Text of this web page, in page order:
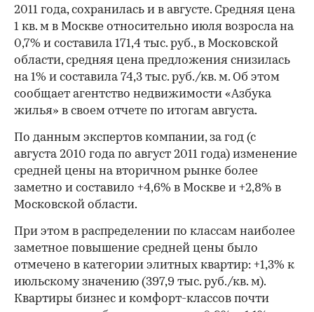
2011 года, сохранилась и в августе. Средняя цена
1 кв. м в Москве относительно июля возросла на
0,7% и составила 171,4 тыс. руб., в Московской
области, средняя цена предложения снизилась
на 1% и составила 74,3 тыс. руб./кв. м. Об этом
сообщает агентство недвижимости «Азбука
жилья» в своем отчете по итогам августа.
По данным экспертов компании, за год (с
августа 2010 года по август 2011 года) изменение
средней цены на вторичном рынке более
заметно и составило +4,6% в Москве и +2,8% в
Московской области.
При этом в распределении по классам наиболее
заметное повышение средней цены было
отмечено в категории элитных квартир: +1,3% к
июльскому значению (397,9 тыс. руб./кв. м).
Квартиры бизнес и комфорт-классов почти